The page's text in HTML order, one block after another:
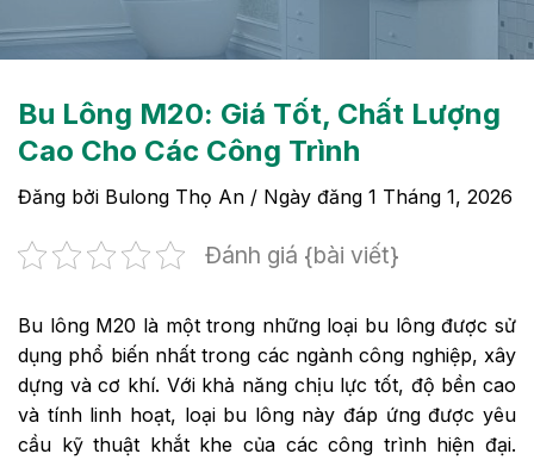
Bu Lông M20: Giá Tốt, Chất Lượng
Cao Cho Các Công Trình
Đăng bởi Bulong Thọ An / Ngày đăng 1 Tháng 1, 2026
Đánh giá {bài viết}
Bu lông M20 là một trong những loại bu lông được sử
dụng phổ biến nhất trong các ngành công nghiệp, xây
dựng và cơ khí. Với khả năng chịu lực tốt, độ bền cao
và tính linh hoạt, loại bu lông này đáp ứng được yêu
cầu kỹ thuật khắt khe của các công trình hiện đại.